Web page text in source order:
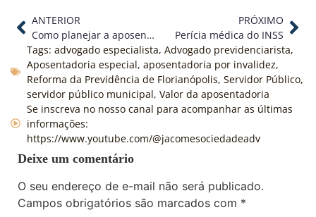
ANTERIOR
Como planejar a aposentadoria se trabalhei fora do país?
PRÓXIMO
Perícia médica do INSS
Tags: advogado especialista, Advogado previdenciarista,
Aposentadoria especial, aposentadoria por invalidez,
Reforma da Previdência de Florianópolis, Servidor Público,
servidor público municipal, Valor da aposentadoria
Se inscreva no nosso canal para acompanhar as últimas
informações:
https://www.youtube.com/@jacomesociedadeadv
Deixe um comentário
O seu endereço de e-mail não será publicado.
Campos obrigatórios são marcados com *